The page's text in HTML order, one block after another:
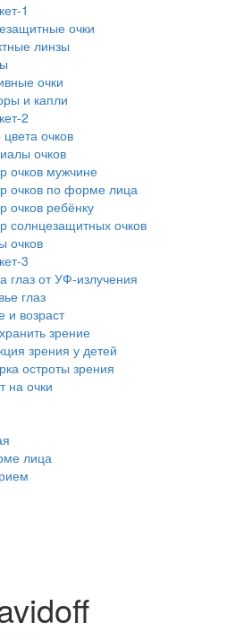
1
очки
линзы
очки
и капли
2
очков
очков
очков мужчине
очков по форме лица
очков ребёнку
солнцезащитных очков
очков
3
глаз от УФ-излучения
глаз
и возраст
зрение
зрения у детей
остроты зрения
на очки
лица